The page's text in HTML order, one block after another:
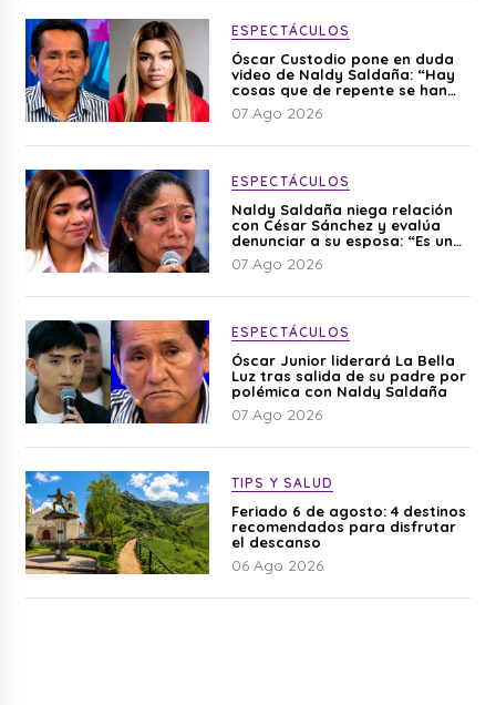
ESPECTÁCULOS
Óscar Custodio pone en duda
video de Naldy Saldaña: “Hay
cosas que de repente se han
editado”
07 Ago 2026
ESPECTÁCULOS
Naldy Saldaña niega relación
con César Sánchez y evalúa
denunciar a su esposa: “Es una
difamación”
07 Ago 2026
ESPECTÁCULOS
Óscar Junior liderará La Bella
Luz tras salida de su padre por
polémica con Naldy Saldaña
07 Ago 2026
TIPS Y SALUD
Feriado 6 de agosto: 4 destinos
recomendados para disfrutar
el descanso
06 Ago 2026